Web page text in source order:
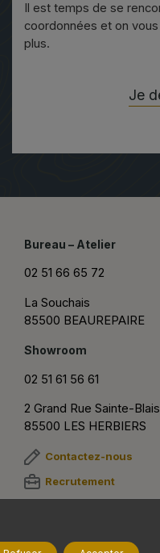
Il est temps de se
coordonnées et on
plus.
Je
Bureau – Atelier
02 51 66 65 72
La Souchais
85500 BEAUREPAIRE
Showroom
02 51 61 56 61
2 Grand Rue Sainte-
85500 LES HERBIERS
Contactez-nous
Recrutement